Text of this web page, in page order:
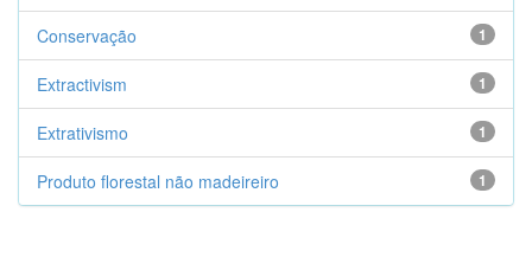
1
Conservação
1
Extractivism
1
Extrativismo
1
Produto florestal não madeireiro